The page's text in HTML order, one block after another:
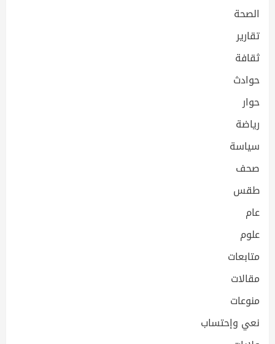
الصحة
تقارير
ثقافة
حوادث
حوار
رياضة
سياسة
صحف
طقس
عام
علوم
متابعات
مقالات
منوعات
نعي وإحتساب